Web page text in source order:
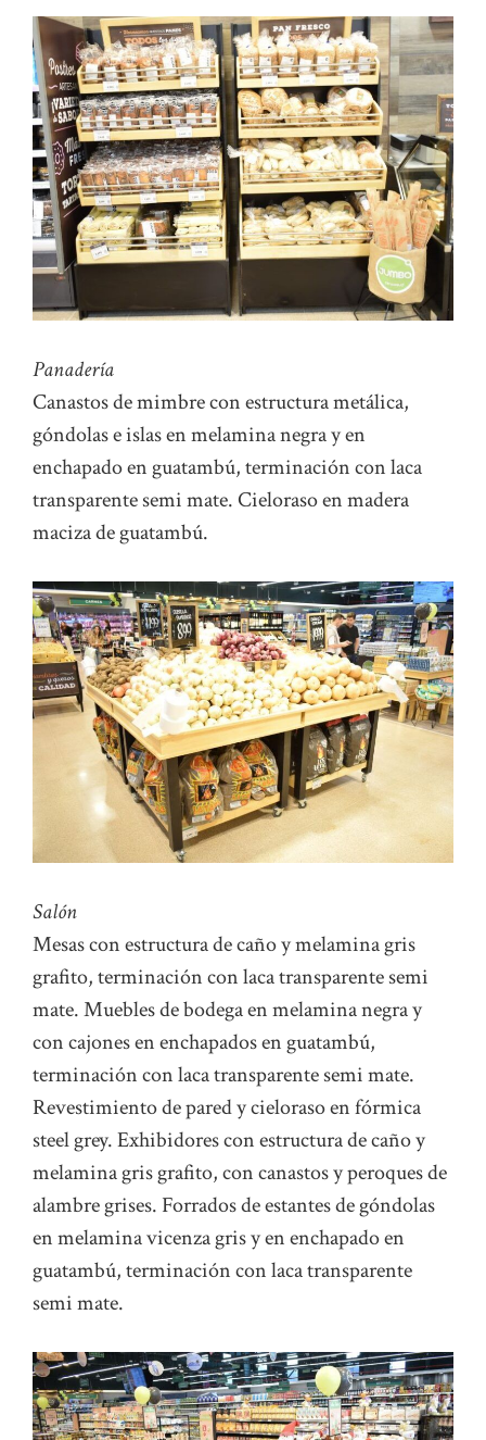
Panadería
Canastos de mimbre con estructura metálica,
góndolas e islas en melamina negra y en
enchapado en guatambú, terminación con laca
transparente semi mate. Cieloraso en madera
maciza de guatambú.
Salón
Mesas con estructura de caño y melamina gris
grafito, terminación con laca transparente semi
mate. Muebles de bodega en melamina negra y
con cajones en enchapados en guatambú,
terminación con laca transparente semi mate.
Revestimiento de pared y cieloraso en fórmica
steel grey. Exhibidores con estructura de caño y
melamina gris grafito, con canastos y peroques de
alambre grises. Forrados de estantes de góndolas
en melamina vicenza gris y en enchapado en
guatambú, terminación con laca transparente
semi mate.